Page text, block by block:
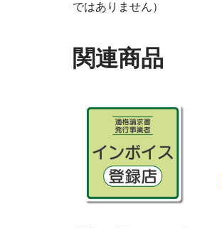
ではありません）
関連商品